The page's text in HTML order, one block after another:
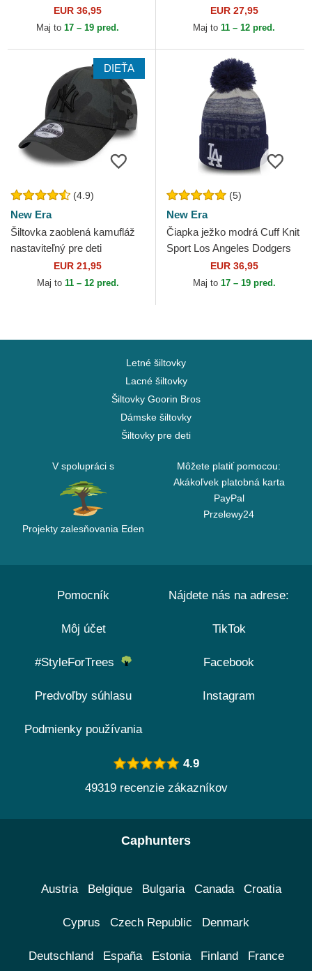
Football Club Premier League
New Era
EUR 36,95
Maj to 17 – 19 pred.
Essential New York Yankees
MLB New Era
EUR 27,95
Maj to 11 – 12 pred.
DIEŤA
(4.9)
New Era
Šiltovka zaoblená kamufláž
nastaviteľný pre deti
9FORTY League Essential
New York Yankees MLB
EUR 21,95
Maj to 11 – 12 pred.
(5)
New Era
Čiapka ježko modrá Cuff Knit
Sport Los Angeles Dodgers
MLB New EraEUR 36,95
Maj to 17 – 19 pred.
Letné šiltovky
Lacné šiltovky
Šiltovky Goorin Bros
Dámske šiltovky
Šiltovky pre deti
V spolupráci s
Projekty zalesňovania Eden
Môžete platiť pomocou:
Akákoľvek platobná karta
PayPal
Przelewy24
Pomocník
Môj účet
#StyleForTrees
Predvoľby súhlasu
Podmienky používania
Nájdete nás na adrese:
TikTok
Facebook
Instagram
4.9
49319 recenzie zákazníkov
Caphunters
Austria Belgique Bulgaria Canada Croatia
Cyprus Czech Republic Denmark
Deutschland España Estonia Finland France